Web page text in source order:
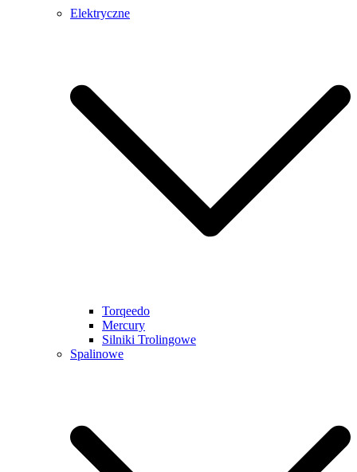
Elektryczne
Torqeedo
Mercury
Silniki Trolingowe
Spalinowe